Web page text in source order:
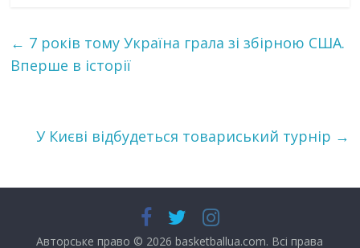
← 7 років тому Україна грала зі збірною США.
Вперше в історії
У Києві відбудеться товариський турнір →
Авторське право © 2026 basketballua.com. Всі права